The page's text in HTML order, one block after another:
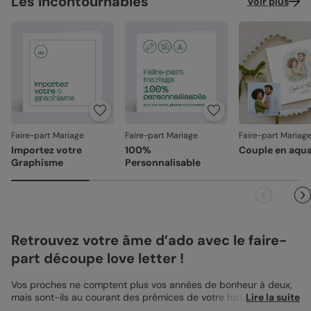
papier 100% fibres recyclées, grain naturel très
Référence : 10360
assemblée avec précision.
: vos créations arrivent dans un
emballage adapté, pour un résultat intact à l'ouverture.
Votre satisfaction, notre priorité.
Si vous constatez le moindre souci lié à l'impression, au
façonnage ou à l’acheminement, contactez-nous dans les
30 jours. Nous nous occupons de tout et relançons une
impression si nécessaire.
En revanche, si le point concerne la personnalisation que
vous avez validée (texte, photo, mise en page), le produit
ne pourra pas être repris.
Faire-part Mariage
Importez votre
Graphisme
Faire-part Mariage
100%
Personnalisable
Faire-part Mariage
Couple en
Retrouvez votre âme d’ado avec le faire-
part découpe love letter !
Vos proches ne comptent plus vos années de bonheur à deux,
mais sont-ils au courant des prémices de votre histoire d’amour
Lire la suite